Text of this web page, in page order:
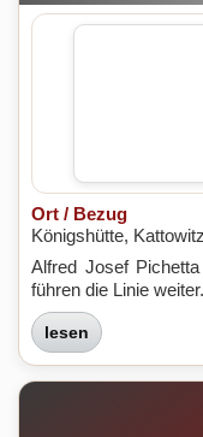
Ort / Bezug
Königshütte,
Alfred Josef
führen die Linie weiter.
lesen